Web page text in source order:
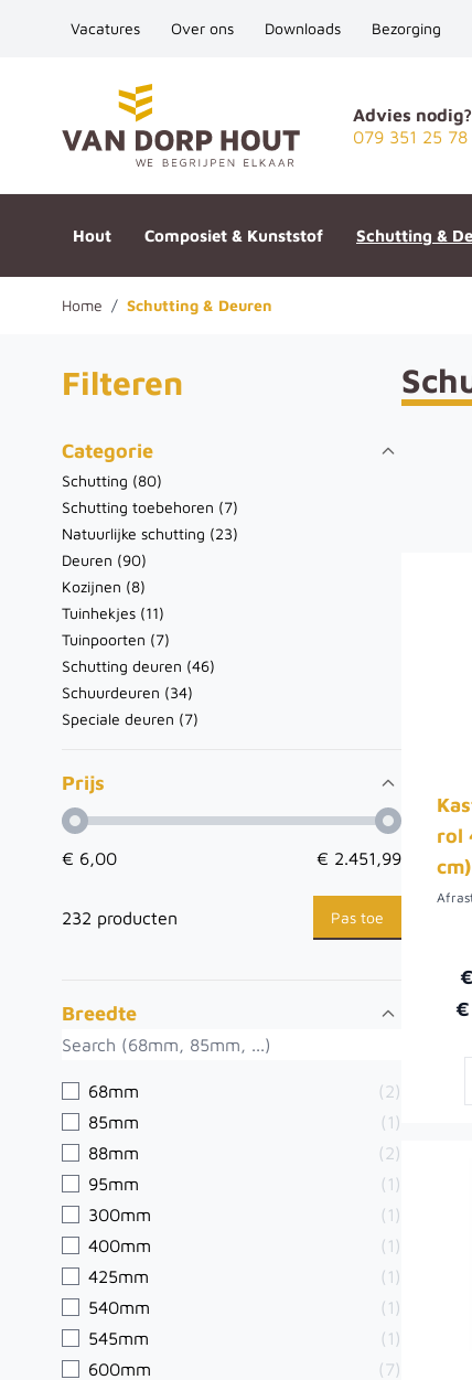
Vacatures Over ons Downloads Bezorging
Advies nodig?
079 351 25 78
Hout Composiet & Kunststof Schutting &
Home / Schutting & Deuren
Filteren
Categorie
Schutting (80)
Schutting toebehoren (7)
Natuurlijke schutting (23)
Deuren (90)
Kozijnen (8)
Tuinhekjes (11)
Tuinpoorten (7)
Schutting deuren (46)
Schuurdeuren (34)
Speciale deuren (7)
Prijs
€ 6,00 € 2.451,99
232 producten Pas toe
Breedte
68mm
(2)
85mm
(1)
88mm
(2)
95mm
(1)
300mm
(1)
400mm
(1)
425mm
(1)
540mm
(1)
545mm
(1)
600mm
(7)
rol
cm)
€